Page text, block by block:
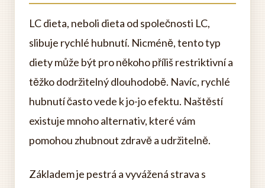
LC dieta, neboli dieta od společnosti LC,
slibuje rychlé hubnutí. Nicméně, tento typ
diety může být pro někoho příliš restriktivní a
těžko dodržitelný dlouhodobě. Navíc, rychlé
hubnutí často vede k jo-jo efektu. Naštěstí
existuje mnoho alternativ, které vám
pomohou zhubnout zdravě a udržitelně.
Základem je pestrá a vyvážená strava s